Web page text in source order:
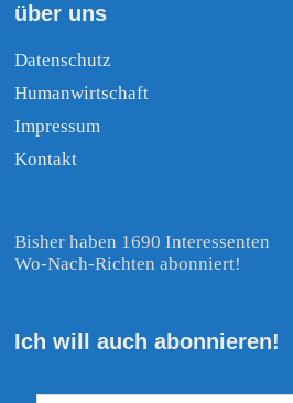
über uns
Datenschutz
Humanwirtschaft
Impressum
Kontakt
Bisher haben 1690 Interessenten
Wo-Nach-Richten abonniert!
Ich will auch abonnieren!